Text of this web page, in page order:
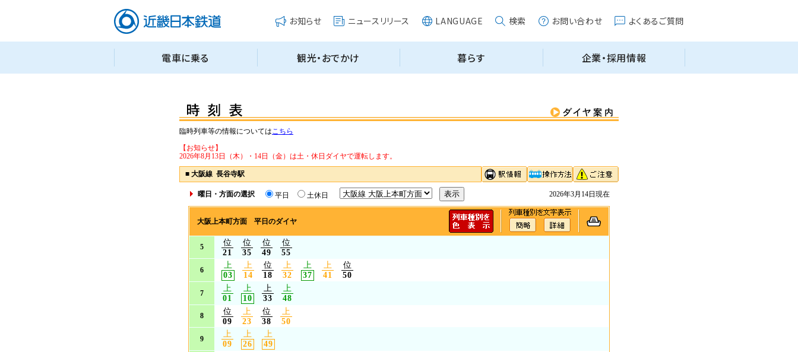
臨時列車等の情報についてはこちら
【お知らせ】
2026年8月13日（木）・14日（金）は土・休日ダイヤで運転します。
■ 大阪線 長谷寺駅
曜日・方面の選択 平日 土休日 2026年3月14日現在
大阪上本町方面 平日のダイヤ
5
位
21
位
35
位
49
位
55
6
上
03
上
14
位
18
上
32
上
37
上
41
位
50
7
上
01
上
10
上
33
上
48
8
位
09
上
23
位
38
上
50
9
上
09
上
26
上
49